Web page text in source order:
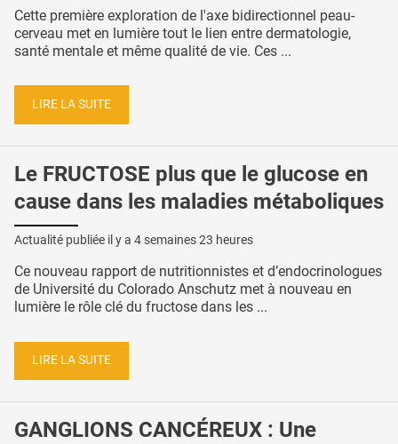
Cette première exploration de l'axe bidirectionnel peau-
cerveau met en lumière tout le lien entre dermatologie,
santé mentale et même qualité de vie. Ces ...
LIRE LA SUITE
Le FRUCTOSE plus que le glucose en
cause dans les maladies métaboliques
Actualité publiée il y a 4 semaines 23 heures
Ce nouveau rapport de nutritionnistes et d’endocrinologues
de Université du Colorado Anschutz met à nouveau en
lumière le rôle clé du fructose dans les ...
LIRE LA SUITE
GANGLIONS CANCÉREUX : Une